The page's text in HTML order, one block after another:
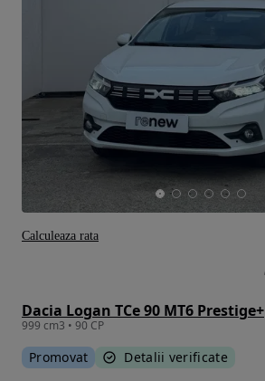
Dacia Logan TCe 90 MT6 Prestige+
999 cm3 • 90 CP
Promovat Detalii verificate
Calculeaza rata